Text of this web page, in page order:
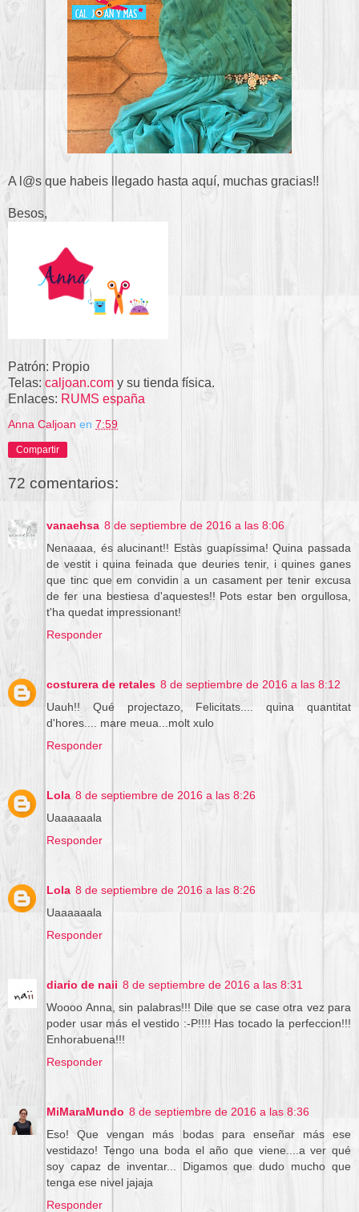
A l@s que habeis llegado hasta aquí, muchas gracias!!
Besos,
Patrón: Propio
Telas: caljoan.com y su tienda física.
Enlaces: RUMS españa
Anna Caljoan en 7:59
Compartir
72 comentarios:
vanaehsa 8 de septiembre de 2016 a las 8:06
Nenaaaa, és alucinant!! Estàs guapíssima! Quina passada
de vestit i quina feinada que deuries tenir, i quines ganes
que tinc que em convidin a un casament per tenir excusa
de fer una bestiesa d'aquestes!! Pots estar ben orgullosa,
t'ha quedat impressionant!
Responder
costurera de retales 8 de septiembre de 2016 a las 8:12
Uauh!! Qué projectazo, Felicitats.... quina quantitat
d'hores.... mare meua...molt xulo
Responder
Lola 8 de septiembre de 2016 a las 8:26
Uaaaaaala
Responder
Lola 8 de septiembre de 2016 a las 8:26
Uaaaaaala
Responder
diario de naii 8 de septiembre de 2016 a las 8:31
Woooo Anna, sin palabras!!! Dile que se case otra vez para
poder usar más el vestido :-P!!!! Has tocado la perfeccion!!!
Enhorabuena!!!
Responder
MiMaraMundo 8 de septiembre de 2016 a las 8:36
Eso! Que vengan más bodas para enseñar más ese
vestidazo! Tengo una boda el año que viene....a ver qué
soy capaz de inventar... Digamos que dudo mucho que
tenga ese nivel jajaja
Responder